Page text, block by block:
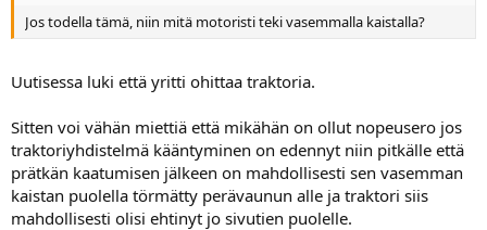
Jos todella tämä, niin mitä motoristi teki vasemmalla kaistalla?
Uutisessa luki että yritti ohittaa traktoria.
Sitten voi vähän miettiä että mikähän on ollut nopeusero jos
traktoriyhdistelmä kääntyminen on edennyt niin pitkälle että
prätkän kaatumisen jälkeen on mahdollisesti sen vasemman
kaistan puolella törmätty perävaunun alle ja traktori siis
mahdollisesti olisi ehtinyt jo sivutien puolelle.